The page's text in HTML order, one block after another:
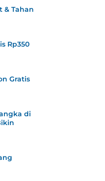
& Tahan
Rp350
Gratis
di